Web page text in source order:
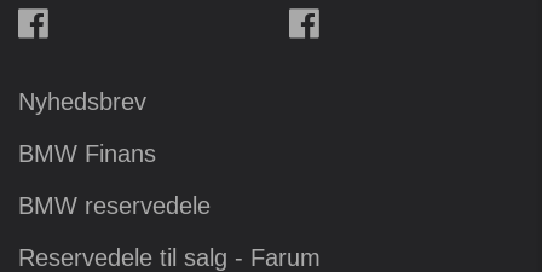
Nyhedsbrev
BMW Finans
BMW reservedele
Reservedele til salg - Farum